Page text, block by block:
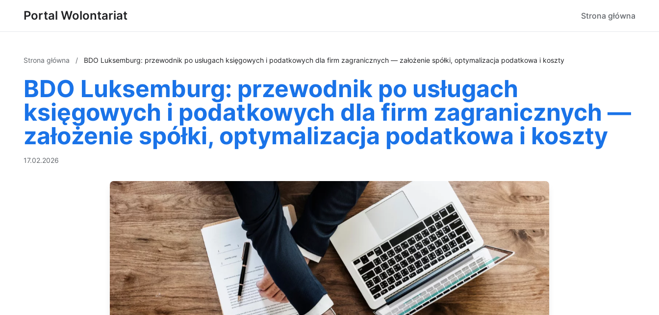
Portal Wolontariat Strona główna
Strona główna / BDO Luksemburg: przewodnik po usługach księgowych i podatkowych dla firm zagranicznych — założenie spółki, optymalizacja podatkowa i koszty
BDO Luksemburg: przewodnik po usługach
księgowych i podatkowych dla firm zagranicznych —
założenie spółki, optymalizacja podatkowa i koszty
17.02.2026